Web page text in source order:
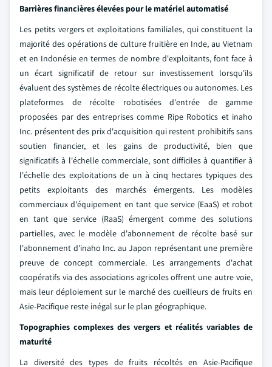
Barrières financières élevées pour le matériel automatisé
Les petits vergers et exploitations familiales, qui constituent la
majorité des opérations de culture fruitière en Inde, au Vietnam
et en Indonésie en termes de nombre d'exploitants, font face à
un écart significatif de retour sur investissement lorsqu'ils
évaluent des systèmes de récolte électriques ou autonomes. Les
plateformes de récolte robotisées d'entrée de gamme
proposées par des entreprises comme Ripe Robotics et inaho
Inc. présentent des prix d'acquisition qui restent prohibitifs sans
soutien financier, et les gains de productivité, bien que
significatifs à l'échelle commerciale, sont difficiles à quantifier à
l'échelle des exploitations de un à cinq hectares typiques des
petits exploitants des marchés émergents. Les modèles
commerciaux d'équipement en tant que service (EaaS) et robot
en tant que service (RaaS) émergent comme des solutions
partielles, avec le modèle d'abonnement de récolte basé sur
l'abonnement d'inaho Inc. au Japon représentant une première
preuve de concept commerciale. Les arrangements d'achat
coopératifs via des associations agricoles offrent une autre voie,
mais leur déploiement sur le marché des cueilleurs de fruits en
Asie-Pacifique reste inégal sur le plan géographique.
Topographies complexes des vergers et réalités variables de
maturité
La diversité des types de fruits récoltés en Asie-Pacifique